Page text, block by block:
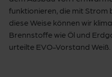
funktionieren, die mit Strom
diese Weise können wir
Brennstoffe wie Öl und
urteilte EVO-Vorstand Weiß.